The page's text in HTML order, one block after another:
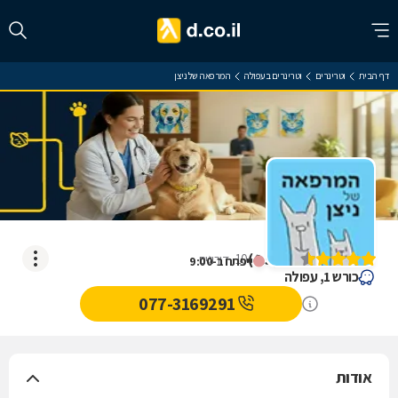
דף הבית וטרינרים וטרינרים בעפולה המרפאה של ניצן
ייפתח ב-9:00
המרפאה של ניצן
(
4.5
)
10דירוגים
כורש 1, עפולה
077-3169291
אודות